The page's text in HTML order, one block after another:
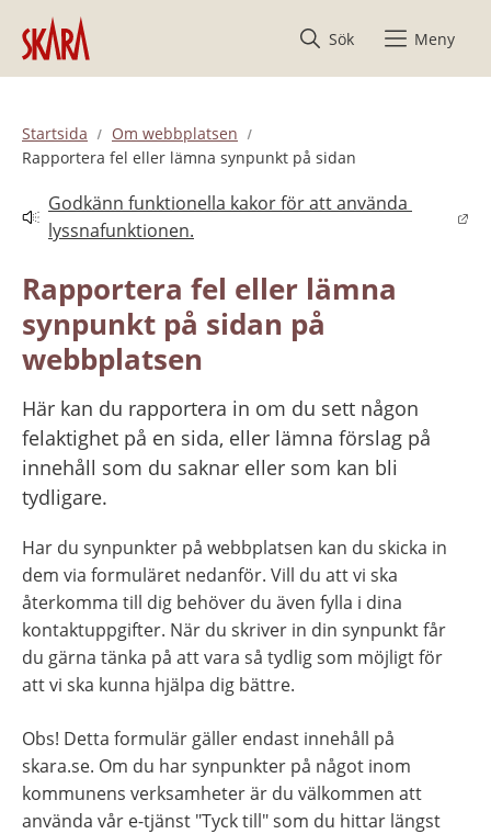
Hoppa till innehåll
Sök
Meny
Startsida
Om webbplatsen
Rapportera fel eller lämna synpunkt på sidan
Godkänn funktionella kakor för att använda
lyssnafunktionen.
Länk till annan webbplats.
Rapportera fel eller lämna
synpunkt på sidan på
webbplatsen
Här kan du rapportera in om du sett någon
felaktighet på en sida, eller lämna förslag på
innehåll som du saknar eller som kan bli
tydligare.
Har du synpunkter på webbplatsen kan du skicka in
dem via formuläret nedanför. Vill du att vi ska
återkomma till dig behöver du även fylla i dina
kontaktuppgifter. När du skriver in din synpunkt får
du gärna tänka på att vara så tydlig som möjligt för
att vi ska kunna hjälpa dig bättre.
Obs! Detta formulär gäller endast innehåll på
skara.se. Om du har synpunkter på något inom
kommunens verksamheter är du välkommen att
använda vår e-tjänst "Tyck till" som du hittar längst